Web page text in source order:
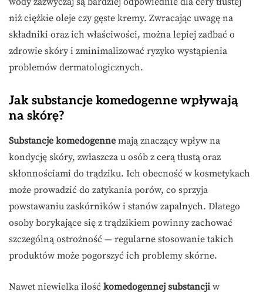
niż ciężkie oleje czy gęste kremy. Zwracając uwagę na
składniki oraz ich właściwości, można lepiej zadbać o
zdrowie skóry i zminimalizować ryzyko wystąpienia
problemów dermatologicznych.
Jak substancje komedogenne wpływają
na skórę?
Substancje komedogenne mają znaczący wpływ na
kondycję skóry, zwłaszcza u osób z cerą tłustą oraz
skłonnościami do trądziku. Ich obecność w kosmetykach
może prowadzić do zatykania porów, co sprzyja
powstawaniu zaskórników i stanów zapalnych. Dlatego
osoby borykające się z trądzikiem powinny zachować
szczególną ostrożność — regularne stosowanie takich
produktów może pogorszyć ich problemy skórne.
Nawet niewielka ilość komedogennej substancji w